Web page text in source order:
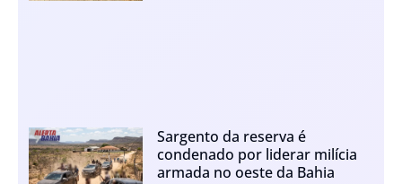
Sargento da reserva é
condenado por liderar milícia
armada no oeste da Bahia